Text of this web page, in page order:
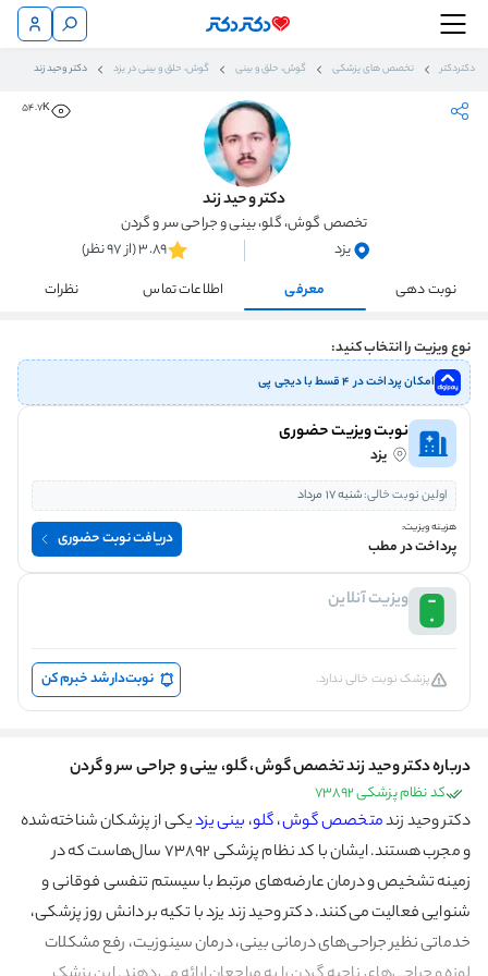
دکتردکتر تخصص های پزشکی گوش، حلق و بینی گوش، حلق و بینی در یزد دکتر وحید زند
54.7K
دکتر وحید زند
تخصص گوش، گلو، بینی و جراحی سر و گردن
یزد
3.89 (از 97 نظر)
نوبت دهی
معرفی اطلاعات تماس نظرات
نوع ویزیت را انتخاب کنید:
امکان پرداخت در ۴ قسط با دیجی پی
نوبت ویزیت حضوری
یزد
اولین نوبت خالی:شنبه 17 مرداد
هزینه ویزیت:
پرداخت در مطب دریافت نوبت حضوری
ویزیت آنلاین
پزشک نوبت خالی ندارد. نوبت‌دار شد خبرم کن
درباره دکتر وحید زند تخصص گوش، گلو، بینی و جراحی سر و گردن
کد نظام پزشکی 73892
دکتر وحید زندمتخصص گوش، گلو، بینی یزدیکی از پزشکان شناخته‌شده
و مجرب هستند. ایشان با کد نظام پزشکی 73892 سال‌هاست که در
زمینه تشخیص و درمان عارضه‌های مرتبط با سیستم تنفسی فوقانی و
شنوایی فعالیت می‌کنند. دکتر وحید زند یزد با تکیه بر دانش روز پزشکی،
خدماتی نظیر جراحی‌های درمانی بینی، درمان سینوزیت، رفع مشکلات